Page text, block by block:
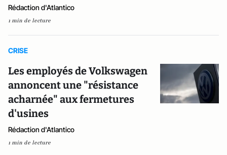
Rédaction d'Atlantico
1 min de lecture
CRISE
Les employés de Volkswagen
annoncent une "résistance
acharnée" aux fermetures
d'usines
Rédaction d'Atlantico
1 min de lecture